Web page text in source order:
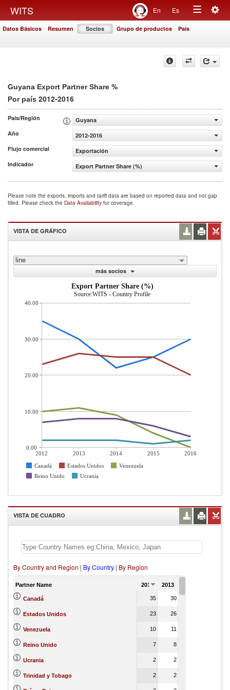
WITS En Es
Toggle
Datos Básicos Resumen Socios Grupo de productos País
Guyana Export Partner Share %
Por país 2012-2016
País/Región
Guyana
Año
2012-2016
Flujo comercial
Exportación
Indicador
Export Partner Share (%)
Please note the exports, imports and tariff data are based on reported data and not gap
filled. Please check the Data Availability for coverage.
VISTA DE GRÁFICO
line
más socios
Export Partner Share (%)
Source:WITS - Country Profile
2012 2013 2014 2015
2016
Canadá
Estados Unidos
Venezuela
Reino Unido
Ucrania
40.00
30.00
20.00
10.00
0.00
VISTA DE CUADRO
By Country and Region | By Country | By Region
Partner Name 2012 2013
Canadá 35 30
Estados Unidos 23 26
Venezuela 10 11
Reino Unido 7 8
Ucrania 2 2
Trinidad y Tobago 2 2